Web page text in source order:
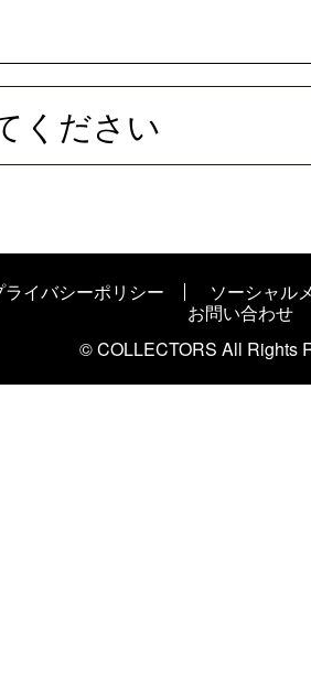
ください
ライバシーポリシー
ソーシャル
お問い合わせ
© COLLECTORS All Rights